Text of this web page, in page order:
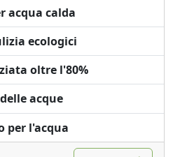
acqua calda
ecologici
oltre l'80%
acque
per l'acqua